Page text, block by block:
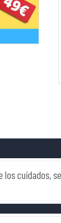
los cuidados,